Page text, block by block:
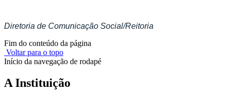
Diretoria de Comunicação Social/Reitoria
Fim do conteúdo da página
Voltar para o topo
Início da navegação de rodapé
A Instituição